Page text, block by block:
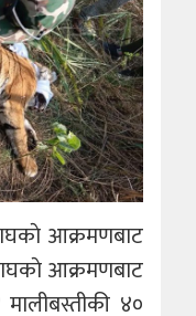
आक्रमणबाट
आक्रमणबाट
४०